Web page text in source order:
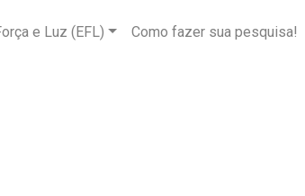
e Luz (EFL) Como fazer sua pesquisa!